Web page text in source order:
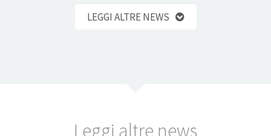
LEGGI ALTRE NEWS
Leggi altre news